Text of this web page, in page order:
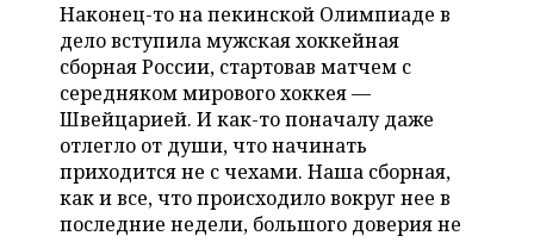
КОМУ ПРИНАДЛЕЖАТ
ТОРГОВЫЕ ЦЕНТРЫ
ТАТАРСТАНА
БЮДЖЕТ
ИНВЕСТИЦИИ
МАШИНОСТРОЕНИЕ
НЕФТЕХИМИЯ
НЕФТЬ
ОПК
НОВОСТИ АВТО
БИЗНЕС
НОВОСТИ БИЗНЕСА
РОЗНИЧНАЯ ТОРГОВЛЯ
ТРАНСПОРТ
ТЕХНОЛОГИИ
НОВОСТИ ТЕХНОЛОГИЙ
МЕРОПРИЯТИЯ
НОВОСТИ МЕРОПРИЯТИЙ
СПОРТ
Наконец-то на пекинской Олимпиаде в
дело вступила мужская хоккейная
сборная России, стартовав матчем с
середняком мирового хоккея —
Швейцарией. И как-то поначалу даже
отлегло от души, что начинать
приходится не с чехами. Наша сборная,
как и все, что происходило вокруг нее в
последние недели, большого доверия не